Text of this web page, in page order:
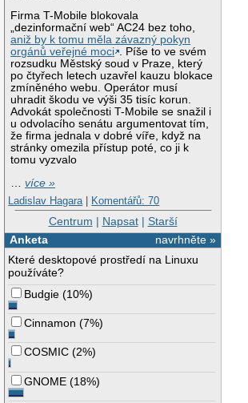
Firma T-Mobile blokovala
„dezinformační web“ AC24 bez toho,
aniž by k tomu měla závazný pokyn
orgánů veřejné moci . Píše to ve svém
rozsudku Městský soud v Praze, který
po čtyřech letech uzavřel kauzu blokace
zmíněného webu. Operátor musí
uhradit škodu ve výši 35 tisíc korun.
Advokát společnosti T-Mobile se snažil i
u odvolacího senátu argumentovat tím,
že firma jednala v dobré víře, když na
stránky omezila přístup poté, co ji k
tomu vyzvalo
…více »
Ladislav Hagara | Komentářů: 70
Centrum | Napsat| Starší
navrhněte »
Anketa
Které desktopové prostředí na Linuxu
používáte?
Budgie (10%)
Cinnamon (7%)
COSMIC (2%)
GNOME (18%)